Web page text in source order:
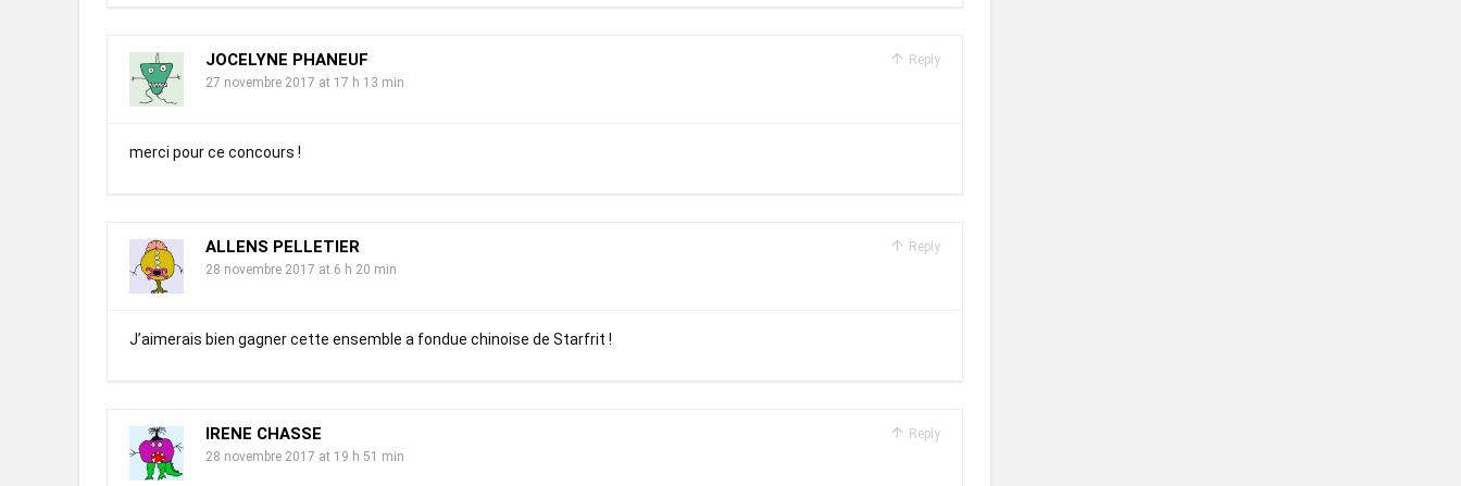
Reply
JOCELYNE PHANEUF
27 novembre 2017 at 17 h 13 min
merci pour ce concours !
Reply
ALLENS PELLETIER
28 novembre 2017 at 6 h 20 min
J’aimerais bien gagner cette ensemble a fondue chinoise de Starfrit !
Reply
IRENE CHASSE
28 novembre 2017 at 19 h 51 min